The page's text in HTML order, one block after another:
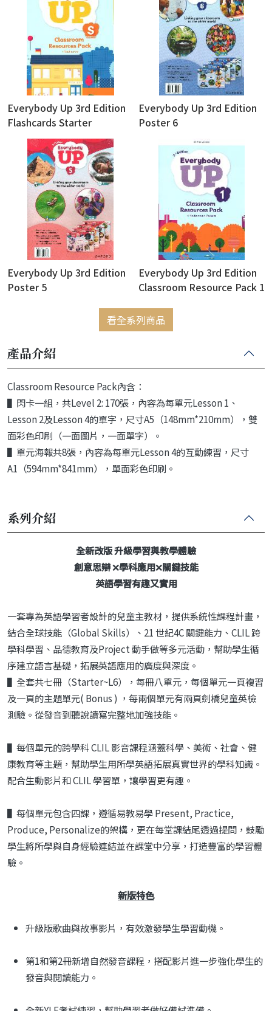
Everybody Up 3rd Edition
Flashcards Starter
Everybody Up 3rd Edition
Poster 6
Everybody Up 3rd Edition
Poster 5
Everybody Up 3rd Edition
Classroom Resource Pack 1
看全系列商品
產品介紹
Classroom Resource Pack內含：
▌閃卡一組，共Level 2: 170張，內容為每單元Lesson 1、
Lesson 2及Lesson 4的單字，尺寸A5（148mm*210mm），雙
面彩色印刷（一面圖片，一面單字）。
▌單元海報共8張，內容為每單元Lesson 4的互動練習，尺寸
A1（594mm*841mm），單面彩色印刷。
系列介紹
全新改版 升級學習與教學體驗
創意思辯❌學科應用❌關鍵技能
英語學習有趣又實用
一套專為英語學習者設計的兒童主教材，提供系統性課程計畫，
結合全球技能（Global Skills）、21 世紀4C 關鍵能力、CLIL 跨
學科學習、品德教育及Project 動手做等多元活動，幫助學生循
序建立語言基礎，拓展英語應用的廣度與深度。
▌全套共七冊（Starter~L6），每冊八單元，每個單元一頁複習
及一頁的主題單元( Bonus ) ，每兩個單元有兩頁劍橋兒童英檢
測驗。從發音到聽說讀寫完整地加強技能。
▌每個單元的跨學科 CLIL 影音課程涵蓋科學、美術、社會、健
康教育等主題，幫助學生用所學英語拓展真實世界的學科知識。
配合生動影片和 CLIL 學習單，讓學習更有趣。
▌每個單元包含四課，遵循易教易學 Present, Practice,
Produce, Personalize的架構，更在每堂課結尾透過提問，鼓勵
學生將所學與自身經驗連結並在課堂中分享，打造豐富的學習體
驗。
新版特色
升級版歌曲與故事影片，有效激發學生學習動機。
第1和第2冊新增自然發音課程，搭配影片進一步強化學生的
發音與閱讀能力。